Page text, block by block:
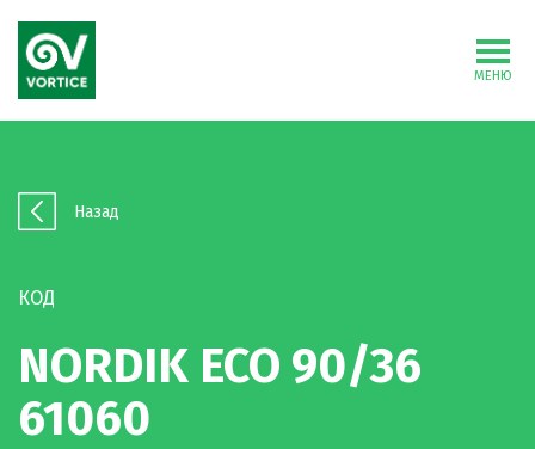
МЕНЮ
Назад
КОД
NORDIK ECO 90/36
61060